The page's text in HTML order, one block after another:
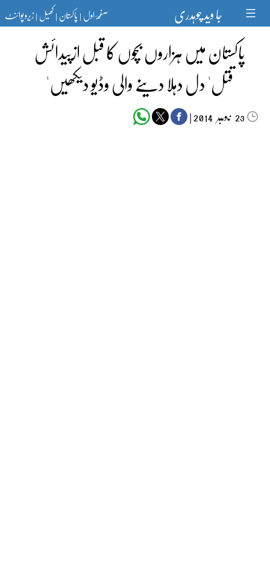
content جا وید چوہدری صفحۂ اول|پاکستان|کھیل|زیرو پوائنٹ
پاکستان میں ہزاروں بچوں کا قبل ازپیدائش
قتل' دل دہلا دینے والی وڈیو دیکھیں'
23‬‮نومبر‬‮ |